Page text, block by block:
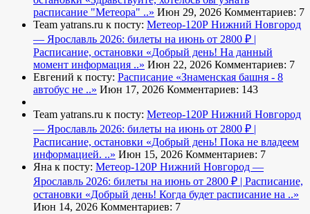
расписание "Метеора" ..» Июн 29, 2026 Комментариев: 7
Team yatrans.ru к посту: Метеор-120Р Нижний Новгород
— Ярославль 2026: билеты на июнь от 2800 ₽ |
Расписание, остановки «Добрый день! На данный
момент информация ..» Июн 22, 2026 Комментариев: 7
Евгений к посту: Расписание «Знаменская башня - 8
автобус не ..» Июн 17, 2026 Комментариев: 143
Team yatrans.ru к посту: Метеор-120Р Нижний Новгород
— Ярославль 2026: билеты на июнь от 2800 ₽ |
Расписание, остановки «Добрый день! Пока не владеем
информацией. ..» Июн 15, 2026 Комментариев: 7
Яна к посту: Метеор-120Р Нижний Новгород —
Ярославль 2026: билеты на июнь от 2800 ₽ | Расписание,
остановки «Добрый день! Когда будет расписание на ..»
Июн 14, 2026 Комментариев: 7